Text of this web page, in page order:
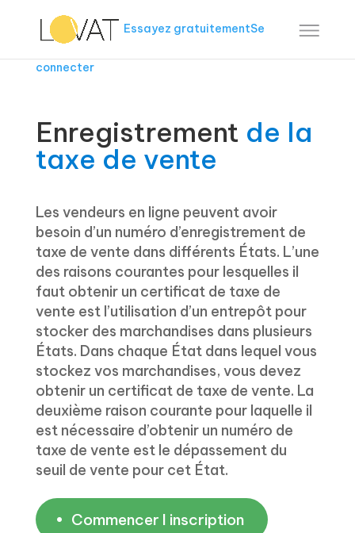
Essayez gratuitementSe
connecter
Enregistrement de la
taxe de vente
Les vendeurs en ligne peuvent avoir
besoin d’un numéro d’enregistrement de
taxe de vente dans différents États. L’une
des raisons courantes pour lesquelles il
faut obtenir un certificat de taxe de
vente est l’utilisation d’un entrepôt pour
stocker des marchandises dans plusieurs
États. Dans chaque État dans lequel vous
stockez vos marchandises, vous devez
obtenir un certificat de taxe de vente. La
deuxième raison courante pour laquelle il
est nécessaire d’obtenir un numéro de
taxe de vente est le dépassement du
seuil de vente pour cet État.
Commencer l inscription